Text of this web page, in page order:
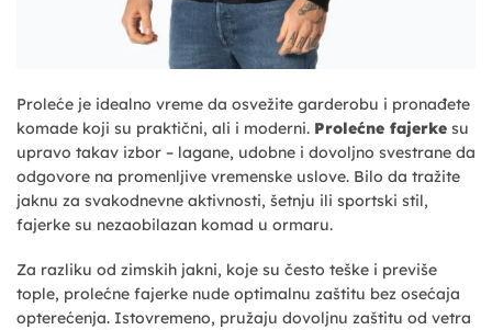
Proleće je idealno vreme da osvežite garderobu i pronađete
komade koji su praktični, ali i moderni. Prolećne fajerke su
upravo takav izbor – lagane, udobne i dovoljno svestrane da
odgovore na promenljive vremenske uslove. Bilo da tražite
jaknu za svakodnevne aktivnosti, šetnju ili sportski stil,
fajerke su nezaobilazan komad u ormaru.
Za razliku od zimskih jakni, koje su često teške i previše
tople, prolećne fajerke nude optimalnu zaštitu bez osećaja
opterećenja. Istovremeno, pružaju dovoljnu zaštitu od vetra